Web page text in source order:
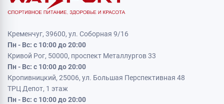
Кременчуг, 39600, ул. Соборная 9/16
Пн - Вс: с 10:00 до 20:00
Кривой Рог, 50000, проспект Металлургов 33
Пн - Вс: с 10:00 до 20:00
Кропивницкий, 25006, ул. Большая Перспективная 48
ТРЦ Депот, 1 этаж
Пн - Вс: с 10:00 до 20:00